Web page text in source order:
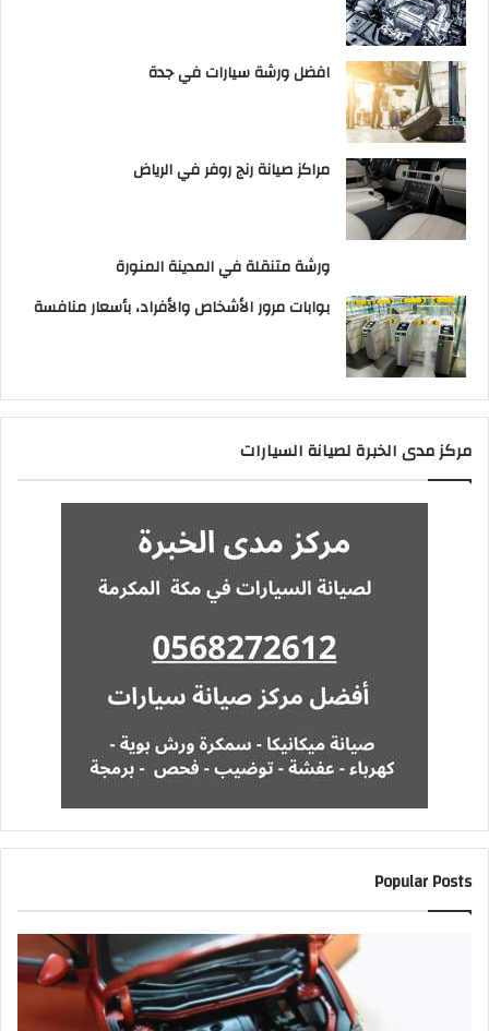
افضل ورشة سيارات في جدة
مراكز صيانة رنج روفر في الرياض
ورشة متنقلة في المدينة المنورة
بوابات مرور الأشخاص والأفراد، بأسعار منافسة
مركز مدى الخبرة لصيانة السيارات
Popular Posts